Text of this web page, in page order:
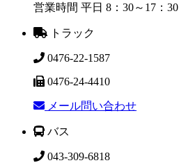
営業時間 平日 8：30～17：30
トラック
0476-22-1587
0476-24-4410
メール問い合わせ
バス
043-309-6818